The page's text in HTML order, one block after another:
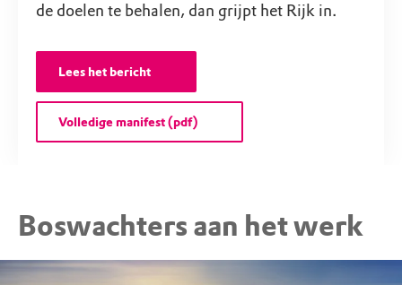
de doelen te behalen, dan grijpt het Rijk in.
Lees het bericht
Volledige manifest (pdf)
Boswachters aan het werk